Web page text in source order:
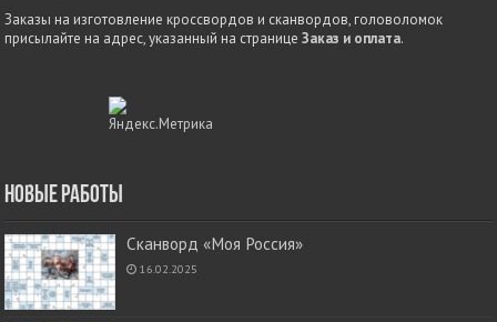
Заказы на изготовление кроссвордов и сканвордов, головоломок
присылайте на адрес, указанный на страницеЗаказ и оплата.
Новые работы
Сканворд «Моя Россия»
16.02.2025